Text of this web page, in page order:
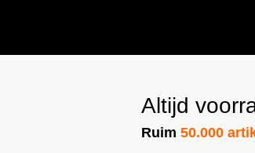
Altijd
Ruim50.000